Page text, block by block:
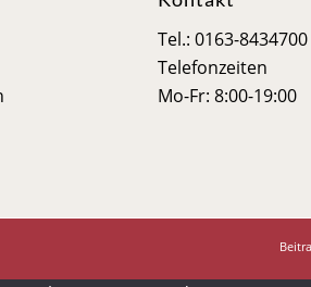
Tel.: 0163-8434700
Telefonzeiten
Mo-Fr: 8:00-19:00